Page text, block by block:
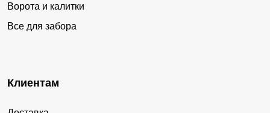
Ворота и калитки
Все для забора
Клиентам